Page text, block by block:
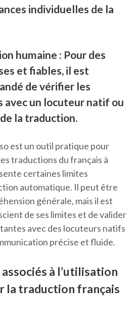
individuelles de la
humaine : Pour des
et fiables, il est
de vérifier les
un locuteur natif ou
la traduction.
est un outil pratique pour
traductions du français à
certaines limites
automatique. Il peut être
générale, mais il est
de ses limites et de valider
avec des locuteurs natifs
précise et fluide.
à l’utilisation
la traduction français